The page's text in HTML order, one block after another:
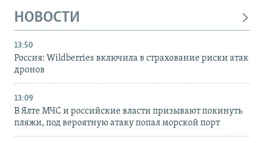
НОВОСТИ
13:50
Россия: Wildberries включила в страхование риски атак
дронов
13:09
В Ялте МЧС и российские власти призывают покинуть
пляжи, под вероятную атаку попал морской порт